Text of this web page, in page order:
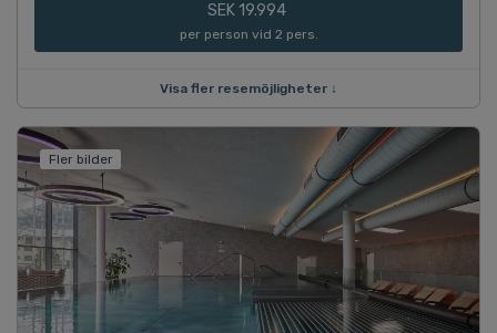
SEK 19.994
per person vid 2 pers.
Visa fler resemöjligheter ↓
Fler bilder